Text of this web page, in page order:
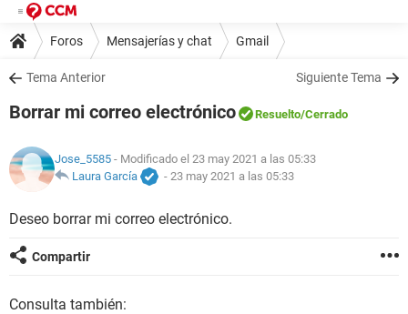
Foros Mensajerías y chat Gmail
Tema Anterior Siguiente Tema
Borrar mi correo electrónico Resuelto/Cerrado
Jose_5585 - Modificado el 23 may 2021 a las 05:33
Laura García
- 23 may 2021 a las 05:33
Deseo borrar mi correo electrónico.
Compartir
Consulta también: